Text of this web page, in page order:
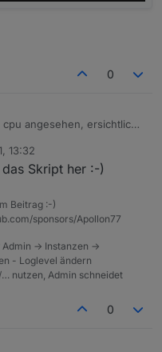
0
cpu angesehen, ersichtlich
als ich das Script
bin. Irgendwie seltsam.
13:32
Skript her :-)
Beitrag :-)
sponsors/Apollon77
-> Instanzen ->
- Loglevel ändern
nutzen, Admin schneidet
0